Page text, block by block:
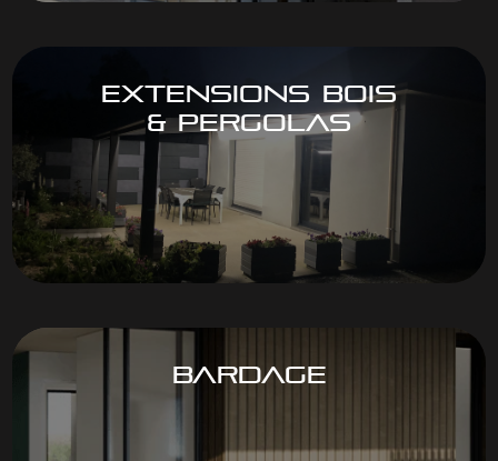
EXTENSIONS BOIS
& PERGOLAS
BARDAGE